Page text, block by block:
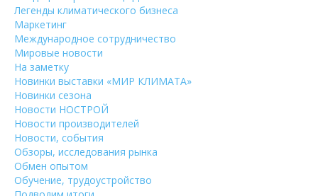
Легенды климатического бизнеса
Маркетинг
Международное сотрудничество
Мировые новости
На заметку
Новинки выставки «МИР КЛИМАТА»
Новинки сезона
Новости НОСТРОЙ
Новости производителей
Новости, события
Обзоры, исследования рынка
Обмен опытом
Обучение, трудоустройство